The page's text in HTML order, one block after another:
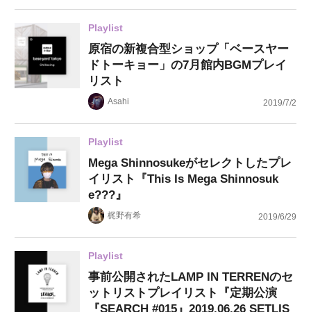
Playlist
原宿の新複合型ショップ「ベースヤー
ドトーキョー」の7月館内BGMプレイ
リスト
Asahi 2019/7/2
Playlist
Mega Shinnosukeがセレクトしたプレ
イリスト『This Is Mega Shinnosuk
e???』
梶野有希 2019/6/29
Playlist
事前公開されたLAMP IN TERRENのセ
ットリストプレイリスト『定期公演
『SEARCH #015』2019.06.26 SETLIS